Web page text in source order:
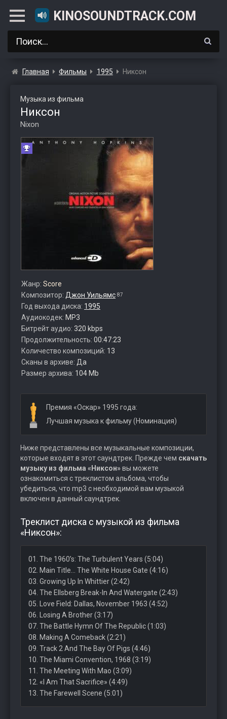
KINOSOUNDTRACK.COM
Главная Фильмы 1995 Никсон
Музыка из фильма
Никсон
Nixon
Жанр: Score
Композитор: Джон Уильямс 87
Год выхода диска: 1995
Аудиокодек: MP3
Битрейт аудио: 320 kbps
Продолжительность: 00:47:23
Количество композиций: 13
Сканы в архиве: Да
Размер архива: 104 Mb
Премия «Оскар» 1995 года:
Лучшая музыка к фильму (Номинация)
Ниже представлены все музыкальные композиции,
которые входят в этот саундтрек. Прежде чем скачать
музыку из фильма «Никсон»вы можете
ознакомиться с треклистом альбома, чтобы
убедиться, что mp3 с необходимой вам музыкой
включен в данный саундтрек.
Треклист диска с музыкой из фильма
«Никсон»:
01. The 1960’s: The Turbulent Years (5:04)
02. Main Title… The White House Gate (4:16)
03. Growing Up In Whittier (2:42)
04. The Ellsberg Break-In And Watergate (2:43)
05. Love Field: Dallas, November 1963 (4:52)
06. Losing A Brother (3:17)
07. The Battle Hymn Of The Republic (1:03)
08. Making A Comeback (2:21)
09. Track 2 And The Bay Of Pigs (4:46)
10. The Miami Convention, 1968 (3:19)
11. The Meeting With Mao (3:09)
12. «I Am That Sacrifice» (4:49)
13. The Farewell Scene (5:01)